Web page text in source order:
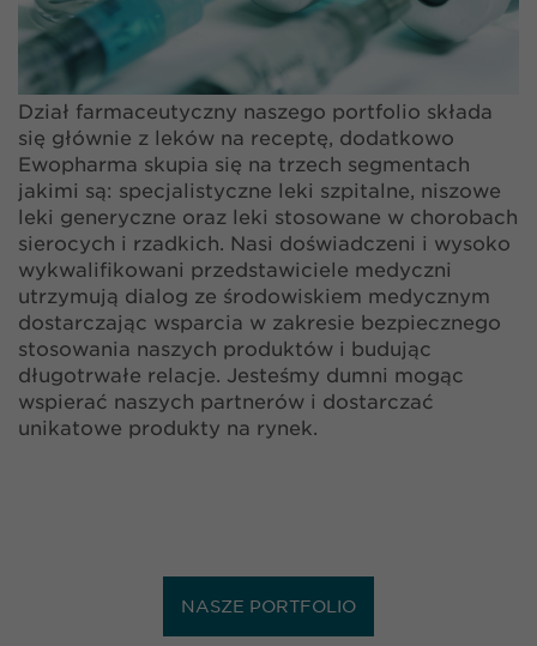
Dział farmaceutyczny naszego portfolio składa
się głównie z leków na receptę, dodatkowo
Ewopharma skupia się na trzech segmentach
jakimi są: specjalistyczne leki szpitalne, niszowe
leki generyczne oraz leki stosowane w chorobach
sierocych i rzadkich. Nasi doświadczeni i wysoko
wykwalifikowani przedstawiciele medyczni
utrzymują dialog ze środowiskiem medycznym
dostarczając wsparcia w zakresie bezpiecznego
stosowania naszych produktów i budując
długotrwałe relacje. Jesteśmy dumni mogąc
wspierać naszych partnerów i dostarczać
unikatowe produkty na rynek.
NASZE PORTFOLIO